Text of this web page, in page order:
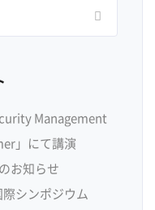
Management
」にて講演
お知らせ
シンポジウム